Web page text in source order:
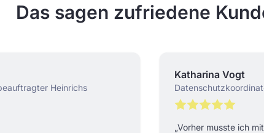
Das sagen zufriedene
Heinrichs
Katharina Vogt
„Vorher musste ich